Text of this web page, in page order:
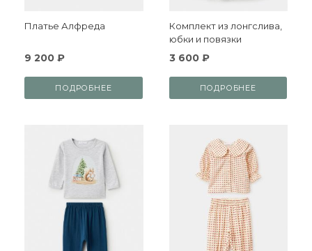
Платье Алфреда
9 200 ₽
ПОДРОБНЕЕ
Комплект из лонгслива,
юбки и повязки
3 600 ₽
ПОДРОБНЕЕ